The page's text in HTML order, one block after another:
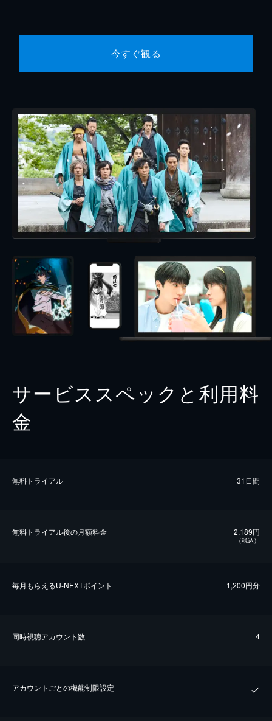
今すぐ観る
サービススペックと利用料
金
無料トライアル 31日間
無料トライアル後の⽉額料金 2,189円
（税込）
毎⽉もらえるU-NEXTポイント 1,200円分
同時視聴アカウント数 4
アカウントごとの機能制限設定